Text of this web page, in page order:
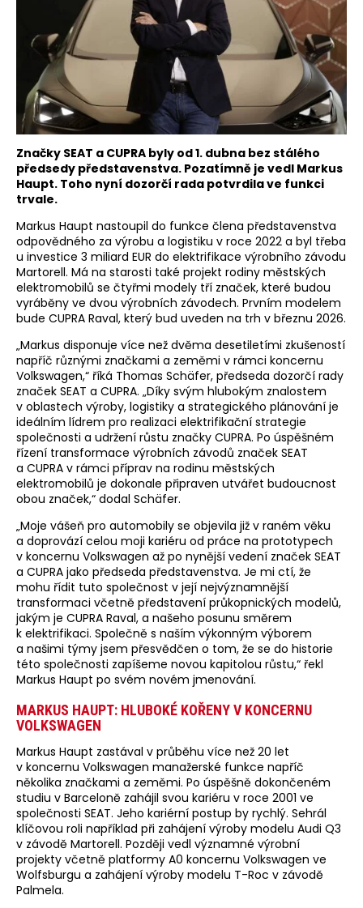
Značky SEAT a CUPRA byly od 1. dubna bez stálého
předsedy představenstva. Pozatímně je vedl Markus
Haupt. Toho nyní dozorčí rada potvrdila ve funkci
trvale.
Markus Haupt nastoupil do funkce člena představenstva
odpovědného za výrobu a logistiku v roce 2022 a byl třeba
u investice 3 miliard EUR do elektrifikace výrobního závodu
Martorell. Má na starosti také projekt rodiny městských
elektromobilů se čtyřmi modely tří značek, které budou
vyráběny ve dvou výrobních závodech. Prvním modelem
bude CUPRA Raval, který bud uveden na trh v březnu 2026.
„Markus disponuje více než dvěma desetiletími zkušeností
napříč různými značkami a zeměmi v rámci koncernu
Volkswagen,“ říká Thomas Schäfer, předseda dozorčí rady
značek SEAT a CUPRA. „Díky svým hlubokým znalostem
v oblastech výroby, logistiky a strategického plánování je
ideálním lídrem pro realizaci elektrifikační strategie
společnosti a udržení růstu značky CUPRA. Po úspěšném
řízení transformace výrobních závodů značek SEAT
a CUPRA v rámci příprav na rodinu městských
elektromobilů je dokonale připraven utvářet budoucnost
obou značek,“ dodal Schäfer.
„Moje vášeň pro automobily se objevila již v raném věku
a doprovází celou moji kariéru od práce na prototypech
v koncernu Volkswagen až po nynější vedení značek SEAT
a CUPRA jako předseda představenstva. Je mi ctí, že
mohu řídit tuto společnost v její nejvýznamnější
transformaci včetně představení průkopnických modelů,
jakým je CUPRA Raval, a našeho posunu směrem
k elektrifikaci. Společně s naším výkonným výborem
a našimi týmy jsem přesvědčen o tom, že se do historie
této společnosti zapíšeme novou kapitolou růstu,“ řekl
Markus Haupt po svém novém jmenování.
MARKUS HAUPT: HLUBOKÉ KOŘENY V KONCERNU
VOLKSWAGEN
Markus Haupt zastával v průběhu více než 20 let
v koncernu Volkswagen manažerské funkce napříč
několika značkami a zeměmi. Po úspěšně dokončeném
studiu v Barceloně zahájil svou kariéru v roce 2001 ve
společnosti SEAT. Jeho kariérní postup by rychlý. Sehrál
klíčovou roli například při zahájení výroby modelu Audi Q3
v závodě Martorell. Později vedl významné výrobní
projekty včetně platformy A0 koncernu Volkswagen ve
Wolfsburgu a zahájení výroby modelu T-Roc v závodě
Palmela.